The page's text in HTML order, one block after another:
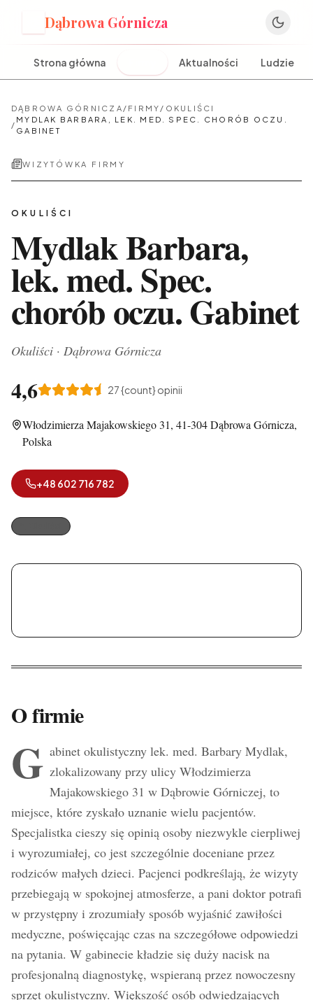
Dąbrowa Górnicza
Strona główna Aktualności Ludzie
DĄBROWA GÓRNICZA / FIRMY / OKULIŚCI
/
MYDLAK BARBARA, LEK. MED. SPEC. CHORÓB OCZU.
GABINET
WIZYTÓWKA FIRMY
OKULIŚCI
Mydlak Barbara,
lek. med. Spec.
chorób oczu. Gabinet
Okuliści · Dąbrowa Górnicza
4,6 27{count} opinii
Włodzimierza Majakowskiego 31, 41-304 Dąbrowa Górnicza,
Polska
+48 602 716 782
Gabinet
O firmie
G abinet okulistyczny lek. med. Barbary Mydlak,
zlokalizowany przy ulicy Włodzimierza
Majakowskiego 31 w Dąbrowie Górniczej, to
miejsce, które zyskało uznanie wielu pacjentów.
Specjalistka cieszy się opinią osoby niezwykle cierpliwej
i wyrozumiałej, co jest szczególnie doceniane przez
rodziców małych dzieci. Pacjenci podkreślają, że wizyty
przebiegają w spokojnej atmosferze, a pani doktor potrafi
w przystępny i zrozumiały sposób wyjaśnić zawiłości
medyczne, poświęcając czas na szczegółowe odpowiedzi
na pytania. W gabinecie kładzie się duży nacisk na
profesjonalną diagnostykę, wspieraną przez nowoczesny
sprzęt okulistyczny. Większość osób odwiedzających